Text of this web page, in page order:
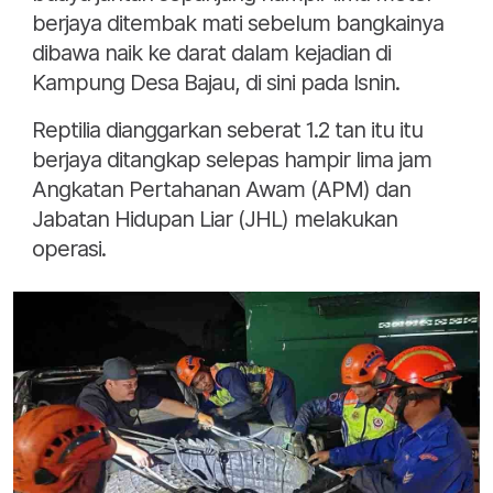
berjaya ditembak mati sebelum bangkainya
dibawa naik ke darat dalam kejadian di
Kampung Desa Bajau, di sini pada Isnin.
Reptilia dianggarkan seberat 1.2 tan itu itu
berjaya ditangkap selepas hampir lima jam
Angkatan Pertahanan Awam (APM) dan
Jabatan Hidupan Liar (JHL) melakukan
operasi.